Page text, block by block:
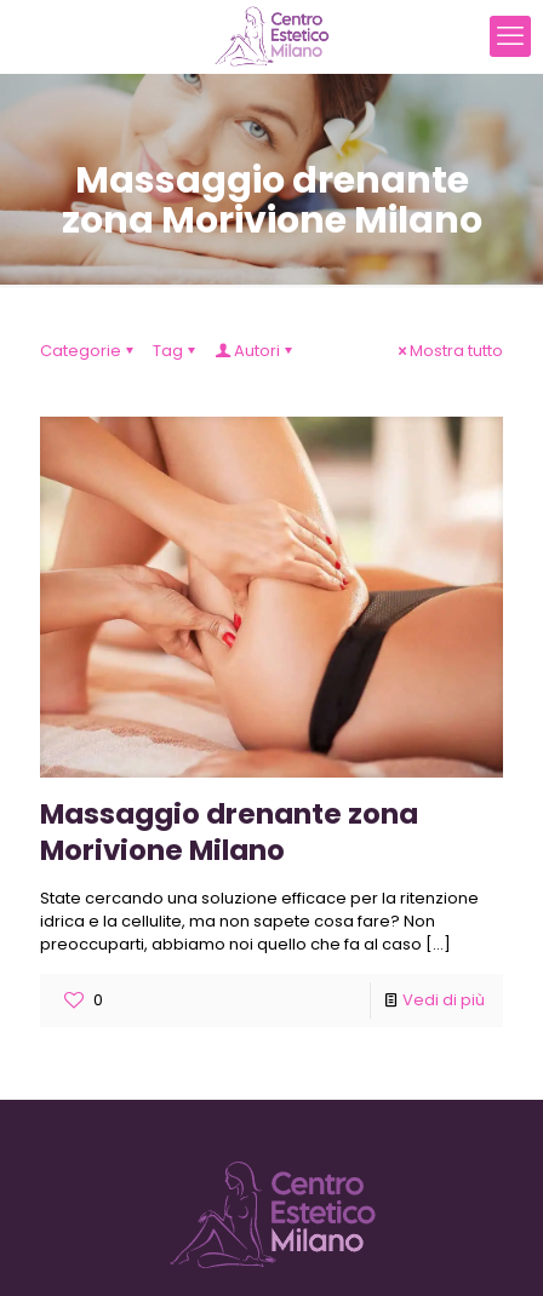
Massaggio drenante
zona Morivione Milano
Categorie Tag Autori Mostra tutto
Massaggio drenante zona
Morivione Milano
State cercando una soluzione efficace per la ritenzione
idrica e la cellulite, ma non sapete cosa fare? Non
preoccuparti, abbiamo noi quello che fa al caso […]
0 Vedi di più